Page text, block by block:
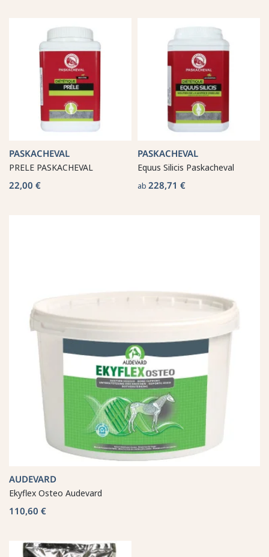
PASKACHEVAL
PRELE PASKACHEVAL
22,00 €
PASKACHEVAL
Equus Silicis Paskacheval
ab 228,71 €
AUDEVARD
Ekyflex Osteo Audevard
110,60 €